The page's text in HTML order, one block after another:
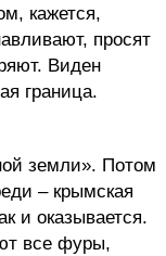
кажется,
просят
Виден
граница.
земли». Потом
– крымская
и оказывается.
все фуры,